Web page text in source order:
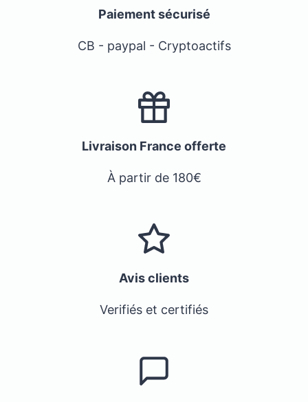
Paiement sécurisé
CB - paypal - Cryptoactifs
Livraison France offerte
À partir de 180€
Avis clients
Verifiés et certifiés